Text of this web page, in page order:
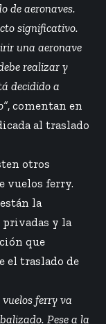
de aeronaves.
significativo.
una aeronave
realizar y
decidido a
, comentan en
al traslado
otros
vuelos ferry.
la
privadas y la
que
el traslado de
ferry va
Pese a la